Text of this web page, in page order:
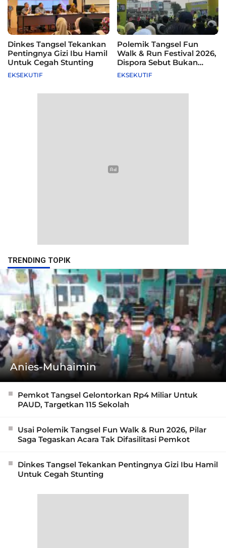
Dinkes Tangsel Tekankan
Pentingnya Gizi Ibu Hamil
Untuk Cegah Stunting
EKSEKUTIF
Polemik Tangsel Fun
Walk & Run Festival 2026,
Dispora Sebut Bukan
Agenda Pemkot
EKSEKUTIF
TRENDING TOPIK
Anies-Muhaimin
Pemkot Tangsel Gelontorkan Rp4 Miliar Untuk
PAUD, Targetkan 115 Sekolah
Usai Polemik Tangsel Fun Walk & Run 2026, Pilar
Saga Tegaskan Acara Tak Difasilitasi Pemkot
Dinkes Tangsel Tekankan Pentingnya Gizi Ibu Hamil
Untuk Cegah Stunting